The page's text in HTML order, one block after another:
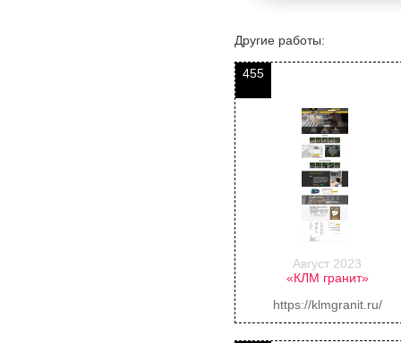
Другие работы:
455
Август 2023
«КЛМ гранит»
https://klmgranit.ru/